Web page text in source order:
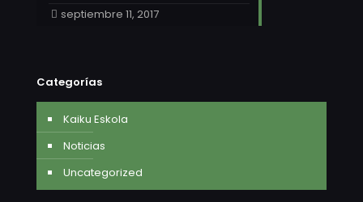
septiembre 11, 2017
Categorías
Kaiku Eskola
Noticias
Uncategorized